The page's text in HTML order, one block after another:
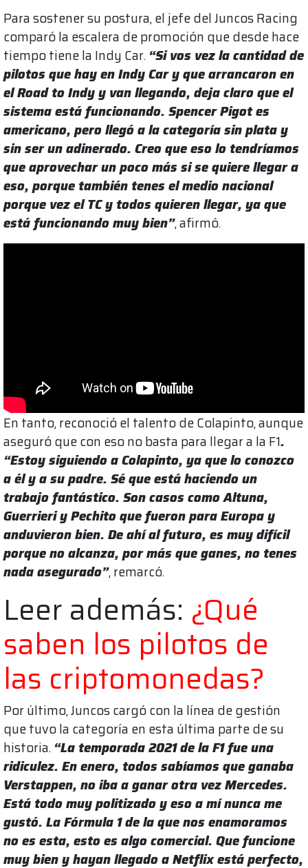
Para sostener su postura, el jefe del Juncos Racing
comparó la escalera de promoción que desde hace
tiempo tiene la Indy Car.“Si vos vez la cantidad de
pilotos que hay en Indy Car y que arrancaron en
el Road to Indy y van llegando, deja claro que el
sistema está funcionando. Spencer Pigot es
americano, pero llegó a la categoría sin plata y
sin ser un adinerado. Creo que eso lo tendríamos
que aprovechar un poco más si se quiere llegar a
eso, porque también tenes el medio nacional
porque vez el TC y todos quieren llegar, ya que
está funcionando muy bien”, afirmó.
En tanto, reconoció el talento de Colapinto, aunque
aseguró que con eso no basta para llegar a la F1.
“Estoy siguiendo a Colapinto, ya que lo conozco
a él y a su padre. Sé que está haciendo un
trabajo fantástico. Son casos como Altuna,
Guerrieri y Pechito que fueron para Europa y
anduvieron bien. De ahí al futuro, es muy difícil
porque no alcanza, por más que ganes, no tenes
nada asegurado”, remarcó.
Leer además: ¿Qué
saben los pilotos de
las criptomonedas?
Por último, Juncos cargó con la línea de gestión
que tuvo la categoría en esta última parte de su
historia.“La temporada 2021 de la F1 fue una
ridiculez. En enero, todos sabíamos que ganaba
Verstappen, no iba a ganar otra vez Mercedes.
Está todo muy politizado y eso a mí nunca me
gustó. La Fórmula 1 de la que nos enamoramos
no es esta, esto es algo comercial. Que funcione
muy bien y hayan llegado a Netflix está perfecto,